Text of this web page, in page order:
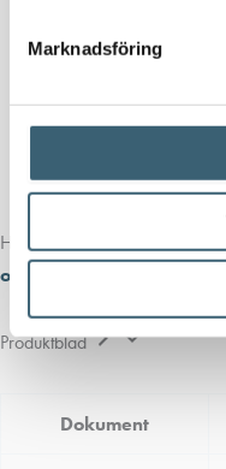
Marknadsföring
Konstruktion:
Motståndskraft: UV-
Mått (L × B × H):
Täthetsgaranti: 5 år
Har du frågor om produkten
oss!
Produktblad
Dokument